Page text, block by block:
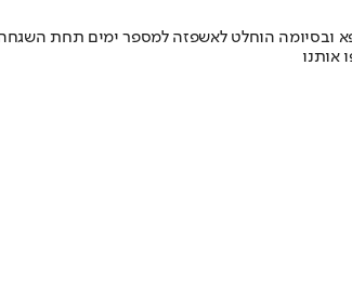
ובסיומה הוחלט לאשפזה למספר ימים תחת
אותנו